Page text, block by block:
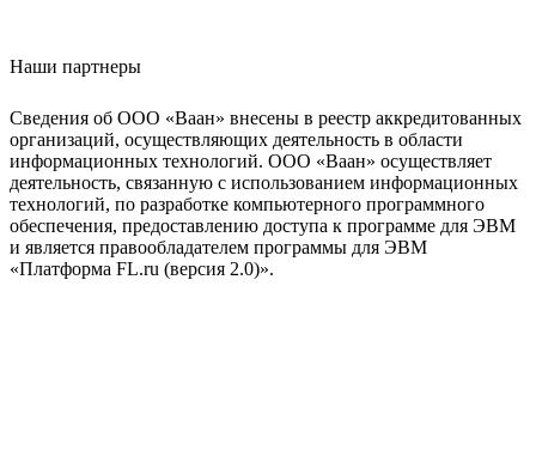
Наши партнеры
Сведения об ООО «Ваан» внесены в реестр аккредитованных
организаций, осуществляющих деятельность в области
информационных технологий. ООО «Ваан» осуществляет
деятельность, связанную с использованием информационных
технологий, по разработке компьютерного программного
обеспечения, предоставлению доступа к программе для ЭВМ
и является правообладателем программы для ЭВМ
«Платформа FL.ru (версия 2.0)».